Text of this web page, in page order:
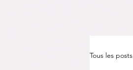
Tous les posts